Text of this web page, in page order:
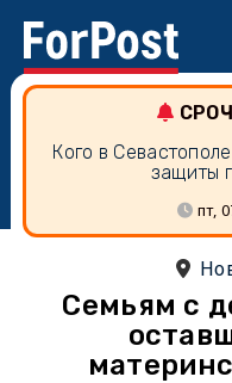
Кого в
защиты
пт,
Семьям с